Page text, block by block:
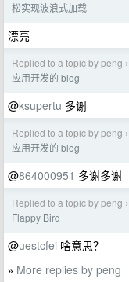
松实现波浪式加载
漂亮
Replied to a topic by peng ›
应用开发的 blog
@ksupertu 多谢
Replied to a topic by peng ›
应用开发的 blog
@864000951 多谢多谢
Replied to a topic by peng ›
Flappy Bird
@uestcfei 啥意思？
» More replies by peng